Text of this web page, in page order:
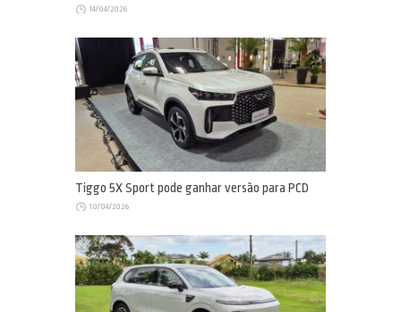
14/04/2026
Tiggo 5X Sport pode ganhar versão para PCD
10/04/2026